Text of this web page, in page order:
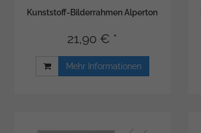
Kunststoff-Bilderrahmen Alperton
21,90 € *
Mehr Informationen